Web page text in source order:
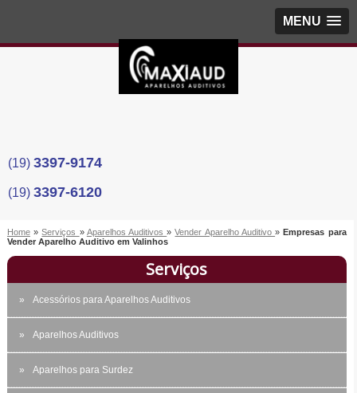
MENU
(19) 3397-9174
(19) 3397-6120
Home »Serviços » Aparelhos Auditivos»Vender Aparelho Auditivo»Empresas para
Vender Aparelho Auditivo em Valinhos
Serviços
Acessórios para Aparelhos Auditivos
Aparelhos Auditivos
Aparelhos para Surdez